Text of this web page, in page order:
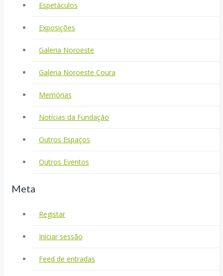
Espetáculos
Exposições
Galeria Noroeste
Galeria Noroeste Coura
Memórias
Notícias da Fundação
Outros Espaços
Outros Eventos
Meta
Registar
Iniciar sessão
Feed de entradas